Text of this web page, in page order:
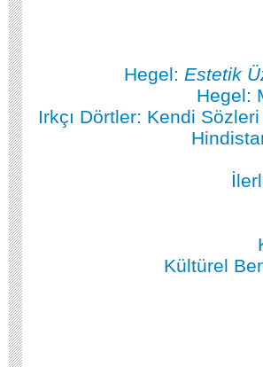
Hegel: Estetik
Hegel:
Irkçı Dörtler: Kendi
Kültürel